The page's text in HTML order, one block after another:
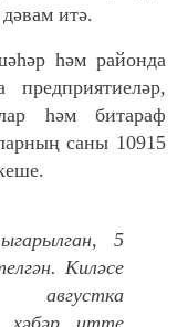
итә.
һәм районда
һәм битараф
саны 10915
5
Киләсе